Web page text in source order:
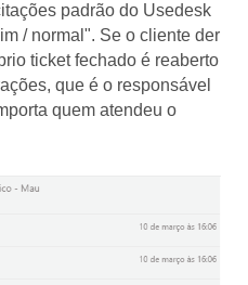
padrão do Usedesk
/ normal". Se o cliente der
ticket fechado é reaberto
que é o responsável
quem atendeu o